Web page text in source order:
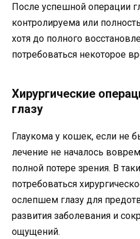
После успешной операции
контролируема или
хотя до полного
потребоваться некоторое
Хирургические
глазу
Глаукома у кошек, если не
лечение не началось
полной потере зрения. В
потребоваться
ослепшем глазу для
развития заболевания и
ощущений.